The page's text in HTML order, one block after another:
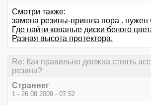
Смотри также:
замена резины-пришла пора .
Где найти кованые диски белого
Разная высота протектора.
Re: Как правильно должна стоять
резина?
Страннег
1 - 26.08.2009 - 07:52